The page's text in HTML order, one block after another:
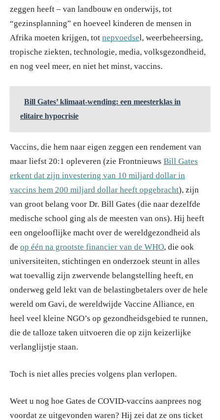
zeggen heeft – van landbouw en onderwijs, tot
“gezinsplanning” en hoeveel kinderen de mensen in
Afrika moeten krijgen, tot nepvoedsel, weerbeheersing,
tropische ziekten, technologie, media, volksgezondheid,
en nog veel meer, en niet het minst, vaccins.
Bill Gates’ klimaat-wending: een meesterklas in
elitaire hypocrisie
Vaccins, die hem naar eigen zeggen een rendement van
maar liefst 20:1 opleveren (zie Frontnieuws Bill Gates
erkent dat zijn investering van 10 miljard dollar in
vaccins hem 200 miljard dollar heeft opgebracht), zijn
van groot belang voor Dr. Bill Gates (die naar dezelfde
medische school ging als de meesten van ons). Hij heeft
een ongelooflijke macht over de wereldgezondheid als
de op één na grootste financier van de WHO, die ook
universiteiten, stichtingen en onderzoek steunt in alles
wat toevallig zijn zwervende belangstelling heeft, en
onderweg geld lekt van de belastingbetalers over de hele
wereld om Gavi, de wereldwijde Vaccine Alliance, en
heel veel kleine NGO’s op gezondheidsgebied te runnen,
die de talloze taken uitvoeren die op zijn keizerlijke
verlanglijstje staan.
Toch is niet alles precies volgens plan verlopen.
Weet u nog hoe Gates de COVID-vaccins aanprees nog
voordat ze uitgevonden waren? Hij zei dat ze ons ticket